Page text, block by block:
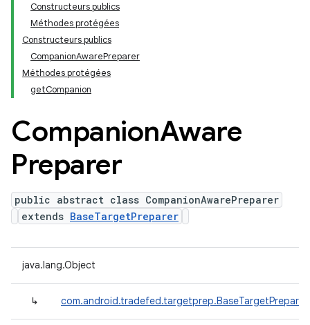
Constructeurs publics
Méthodes protégées
Constructeurs publics
CompanionAwarePreparer
Méthodes protégées
getCompanion
CompanionAware
Preparer
public abstract class CompanionAwarePreparer
extends BaseTargetPreparer
java.lang.Object
↳ com.android.tradefed.targetprep.BaseTargetPreparer